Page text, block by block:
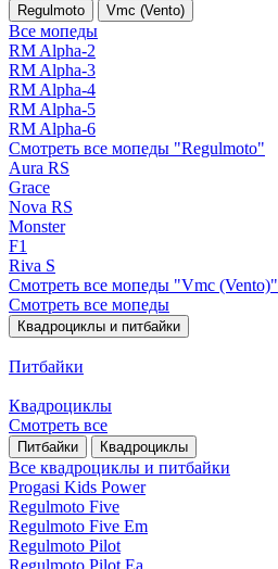
Regulmoto Vmc (Vento)
Все мопеды
RM Alpha-2
RM Alpha-3
RM Alpha-4
RM Alpha-5
RM Alpha-6
Смотреть все мопеды "Regulmoto"
Aura RS
Grace
Nova RS
Monster
F1
Riva S
Смотреть все мопеды "Vmc (Vento)"
Смотреть все мопеды
Квадроциклы и питбайки
Питбайки
Квадроциклы
Смотреть все
Питбайки Квадроциклы
Все квадроциклы и питбайки
Progasi Kids Power
Regulmoto Five
Regulmoto Five Em
Regulmoto Pilot